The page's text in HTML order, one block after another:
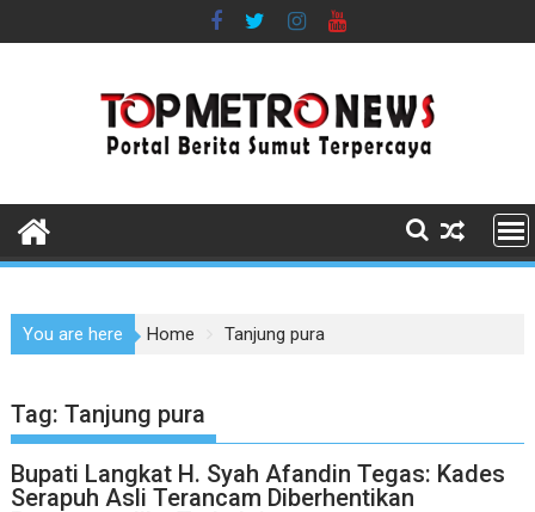
to
You are here Home Tanjung pura
Tag:Tanjung pura
Bupati Langkat H. Syah Afandin Tegas: Kades
Serapuh Asli Terancam Diberhentikan